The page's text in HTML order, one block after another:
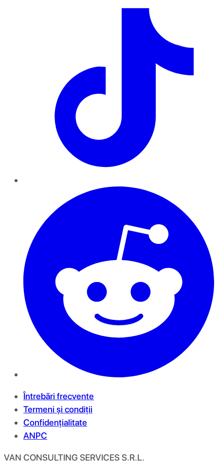
Întrebări frecvente
Termeni și condiții
Confidențialitate
ANPC
VAN CONSULTING SERVICES S.R.L.